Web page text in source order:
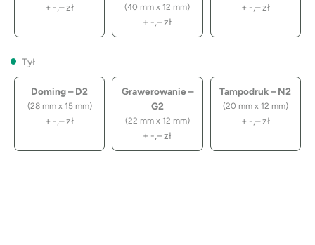
+ -,–zł (40 mm x 12 mm)
+ -,–zł
+ -,–zł
Tył
Doming – D2
(28 mm x 15 mm)
+ -,–zł
Grawerowanie –
G2
(22 mm x 12 mm)
+ -,–zł
Tampodruk – N2
(20 mm x 12 mm)
+ -,–zł